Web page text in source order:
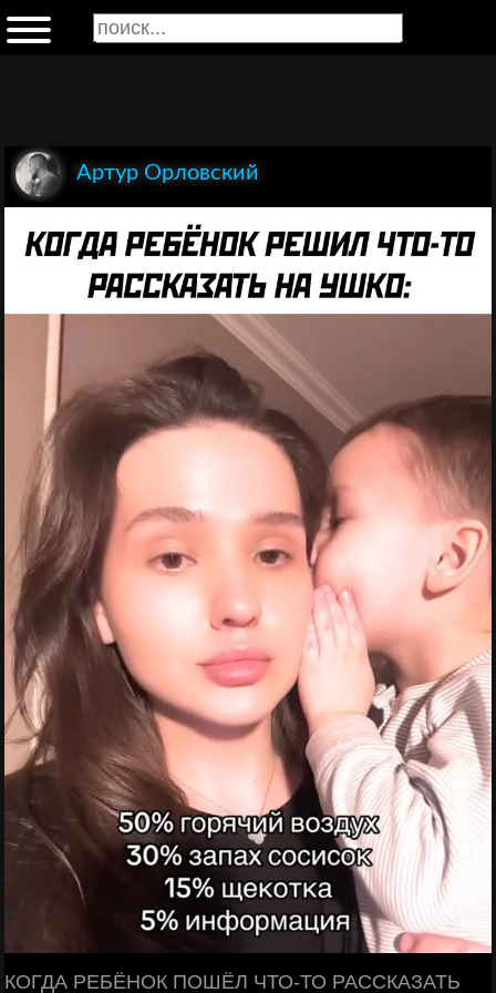
Артур Орловский
КОГДА РЕБЁНОК ПОШЁЛ ЧТО-ТО РАССКАЗАТЬ